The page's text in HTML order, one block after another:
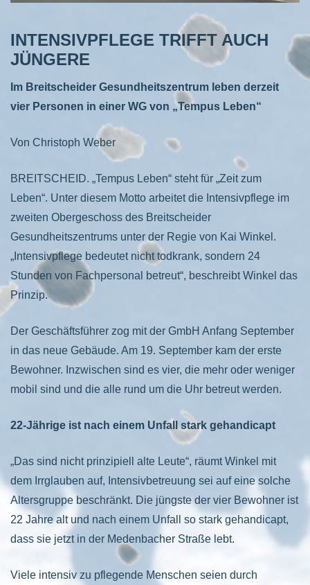
INTENSIVPFLEGE TRIFFT AUCH
JÜNGERE
Im Breitscheider Gesundheitszentrum leben derzeit
vier Personen in einer WG von „Tempus Leben“
Von Christoph Weber
BREITSCHEID. „Tempus Leben“ steht für „Zeit zum
Leben“. Unter diesem Motto arbeitet die Intensivpflege im
zweiten Obergeschoss des Breitscheider
Gesundheitszentrums unter der Regie von Kai Winkel.
„Intensivpflege bedeutet nicht todkrank, sondern 24
Stunden von Fachpersonal betreut“, beschreibt Winkel das
Prinzip.
Der Geschäftsführer zog mit der GmbH Anfang September
in das neue Gebäude. Am 19. September kam der erste
Bewohner. Inzwischen sind es vier, die mehr oder weniger
mobil sind und die alle rund um die Uhr betreut werden.
22-Jährige ist nach einem Unfall stark gehandicapt
„Das sind nicht prinzipiell alte Leute“, räumt Winkel mit
dem Irrglauben auf, Intensivbetreuung sei auf eine solche
Altersgruppe beschränkt. Die jüngste der vier Bewohner ist
22 Jahre alt und nach einem Unfall so stark gehandicapt,
dass sie jetzt in der Medenbacher Straße lebt.
Viele intensiv zu pflegende Menschen seien durch